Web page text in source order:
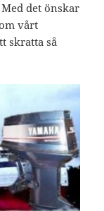
det önskar
vårt
skratta så